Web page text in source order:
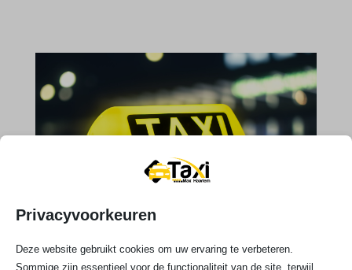
Privacyvoorkeuren
Deze website gebruikt cookies om uw ervaring te verbeteren.
Sommige zijn essentieel voor de functionaliteit van de site, terwijl